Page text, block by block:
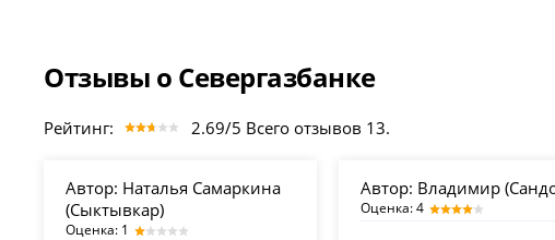
Отзывы о Севергазбанке
Рейтинг: 2.69/5 Всего отзывов 13.
Автор: Наталья Самаркина
(Сыктывкар)
Оценка: 1
Автор: Владимир
Оценка: 4